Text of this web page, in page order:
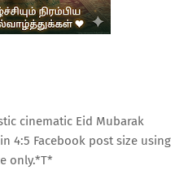
cinematic Eid Mubarak
4:5 Facebook post size using
only.*T*